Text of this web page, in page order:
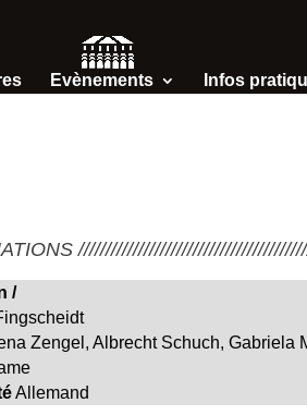
Evènements Infos
/
Zengel, Albrecht Schuch, Gabriela
Allemand